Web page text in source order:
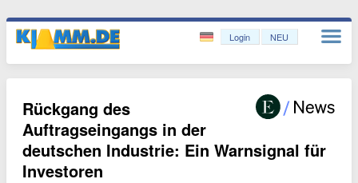
Login NEU
Rückgang des
Auftragseingangs in der
deutschen Industrie: Ein Warnsignal für
Investoren